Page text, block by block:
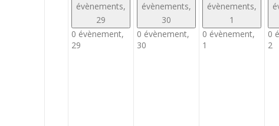
évènements,
29
0 évènement,
29
évènements,
30
0 évènement,
30
évènements,
1
0 évènement,
1
0
2